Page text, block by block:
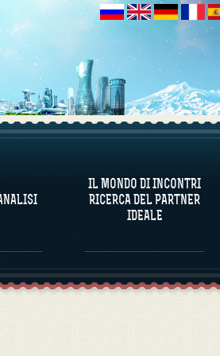
IL MONDO DI INCONTRI
RICERCA DEL PARTNER
IDEALE